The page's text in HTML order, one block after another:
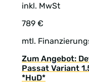
inkl. MwSt
789 €
mtl.
Zum Angebot:
Passat Variant
*HuD*